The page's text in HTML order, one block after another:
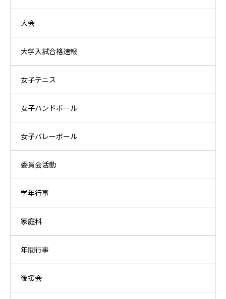
大会
大学入試合格速報
女子テニス
女子ハンドボール
女子バレーボール
委員会活動
学年行事
家庭科
年間行事
後援会